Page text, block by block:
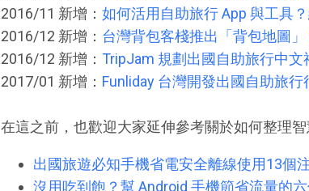
2016/11 新增： 如何活用自助旅行 App 與工具
2016/12 新增： 台灣背包客棧推出「背包地圖
2016/12 新增： TripJam 規劃出國自助旅行中
2017/01 新增： Funliday 台灣開發出國自助旅
在這之前，也歡迎大家延伸參考關於如何整理
出國旅遊必知手機省電安全離線使用13個
沒用吃到飽？幫 Android 手機節省流量的